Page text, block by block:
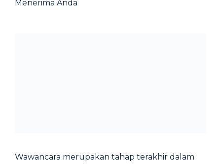
Menerima Anda
Wawancara merupakan tahap terakhir dalam